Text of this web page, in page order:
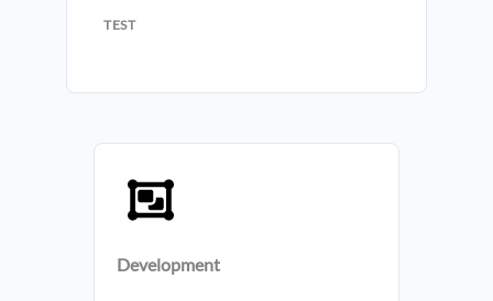
TEST
Development​